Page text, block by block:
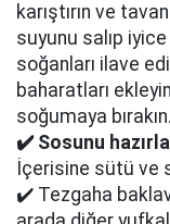
karıştırın ve
suyunu salıp
soğanları ilave
baharatları
soğumaya bırakın.
✔️ Sosunu
İçerisine sütü ve
✔️ Tezgaha